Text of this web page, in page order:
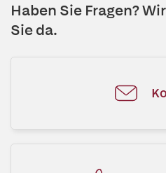
Haben Sie Fragen?
Sie da.